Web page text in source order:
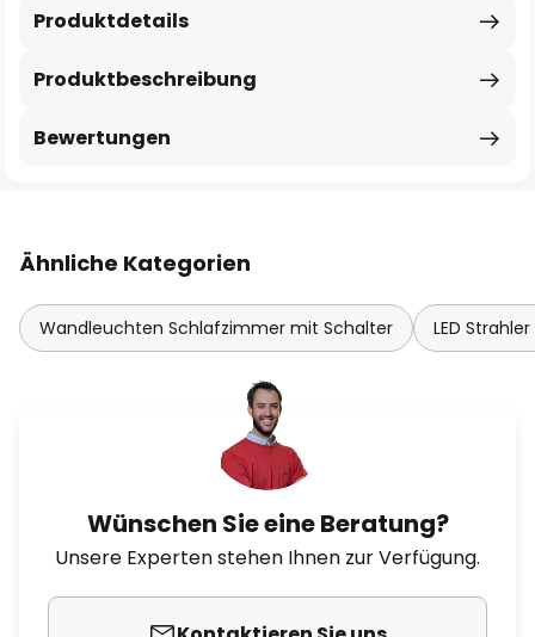
Produktbeschreibung
Produktdetails
Bewertungen
Ähnliche Kategorien
Wandleuchten Schlafzimmer mit Schalter LED
Wünschen Sie eine Beratung?
Unsere Experten stehen Ihnen zur Verfügung.